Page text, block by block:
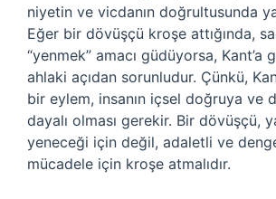
niyetin ve vicdanın doğrultusunda
Eğer bir dövüşçü kroşe attığında,
“yenmek” amacı güdüyorsa, Kant’a
ahlaki açıdan sorunludur. Çünkü,
bir eylem, insanın içsel doğruya ve
dayalı olması gerekir. Bir dövüşçü,
yeneceği için değil, adaletli ve
mücadele için kroşe atmalıdır.